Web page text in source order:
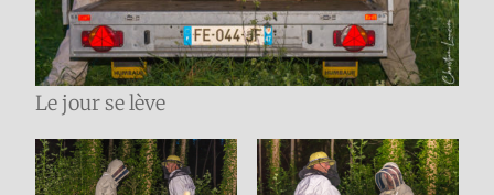
Le jour se lève